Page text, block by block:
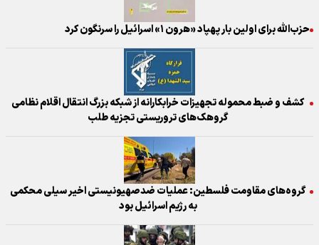
حزب‌الله برای اولین بار پهپاد «هرون ۱» اسرائیل را سرنگون کرد
کشف و ضبط محموله‌ تجهیزات خرابکارانه از شبکه بزرگ انتقال اقلام نظامی
گروهک‌های تروریستی تجزیه طلب
گروه‌های مقاومت فلسطین: عملیات ضدصهیونیستی اخیر سیلی محکمی
به رژیم اسرائیل بود